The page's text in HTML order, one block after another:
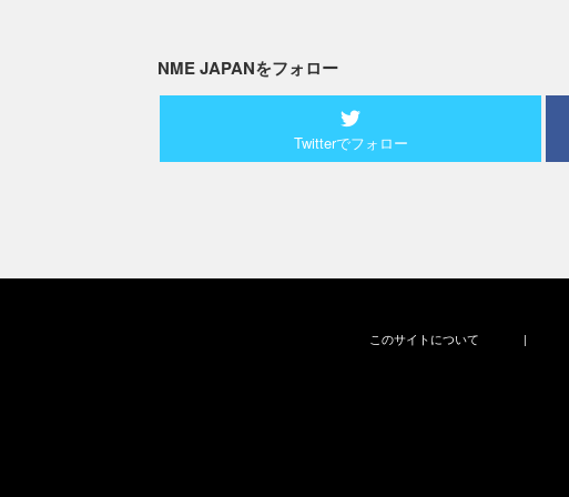
NME JAPANをフォロー
Twitterでフォロー
このサイトについて |